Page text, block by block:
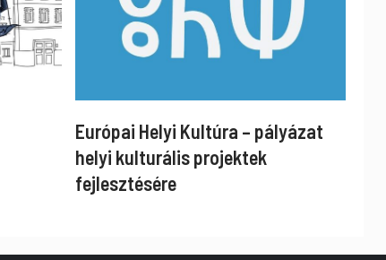
Európai Helyi Kultúra – pályázat
helyi kulturális projektek
fejlesztésére